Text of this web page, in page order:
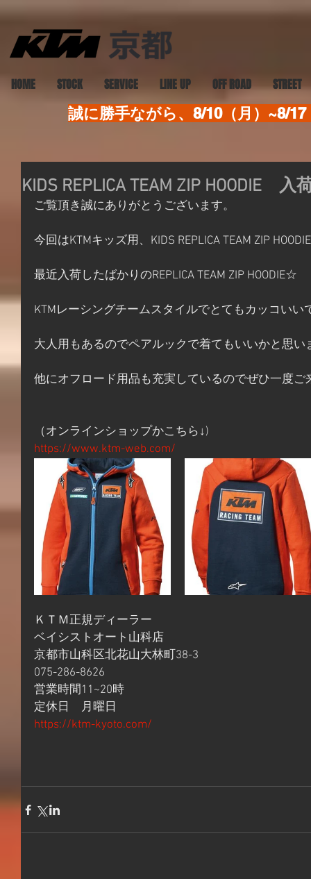
HOME STOCK SERVICE LINE UP OFF ROAD STREET
誠に勝手ながら、8/10（月）~8/
KIDS REPLICA TEAM ZIP HOODIE 入
ご覧頂き誠にありがとうございます。
今回はKTMキッズ用、KIDS REPLICA TEAM ZIP
最近入荷したばかりのREPLICA TEAM ZIP HOODIE☆
KTMレーシングチームスタイルでとてもカッコいい
大人用もあるのでペアルックで着てもいいかと思い
他にオフロード用品も充実しているのでぜひ一度ご
（オンラインショップかこちら↓)
https://www.ktm-web.com/
ＫＴＭ正規ディーラー
ベイシストオート山科店
京都市山科区北花山大林町38-3
075-286-8626
営業時間11~20時
定休日　月曜日
https://ktm-kyoto.com/